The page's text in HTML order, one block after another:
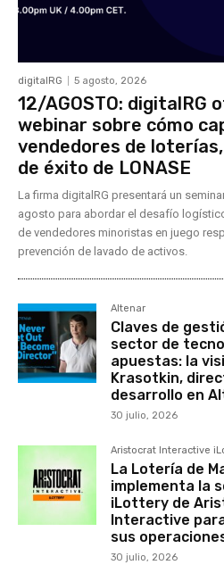
digitalRG 5 agosto, 2026
12/AGOSTO: digitalRG
webinar sobre cómo
vendedores de
de éxito de LONASE
La firma digitalRG presentará un
agosto para abordar el desafío
de vendedores minoristas en juego
prevención de lavado de activos.
Altenar
Claves de
sector de
apuestas: la
Krasotkin,
desarrollo en
30 julio, 2026
Aristocrat Interactive
La Lotería de
implementa la
iLottery de
Interactive
sus
30 julio, 2026